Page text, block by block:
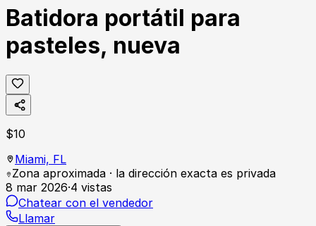
Batidora portátil para
pasteles, nueva
$10
Miami, FL
Zona aproximada · la dirección exacta es privada
8 mar 2026·4 vistas
Chatear con el vendedor
Llamar